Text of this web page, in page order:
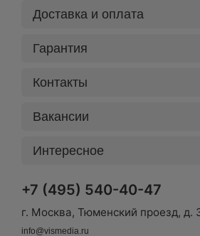
Доставка и оплата
Гарантия
Контакты
Вакансии
Интересное
+7 (495) 540-40-47
г. Москва, Тюменский проезд, д.
info@vismedia.ru